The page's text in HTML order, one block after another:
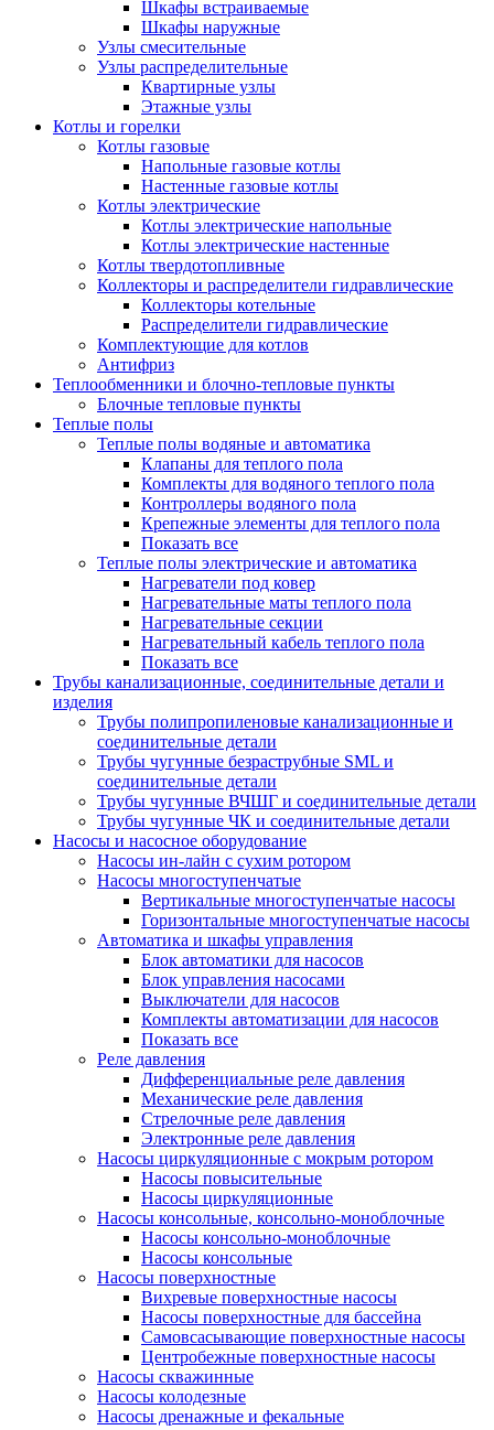
Шкафы встраиваемые
Шкафы наружные
Узлы смесительные
Узлы распределительные
Квартирные узлы
Этажные узлы
Котлы и горелки
Котлы газовые
Напольные газовые котлы
Настенные газовые котлы
Котлы электрические
Котлы электрические напольные
Котлы электрические настенные
Котлы твердотопливные
Коллекторы и распределители гидравлические
Коллекторы котельные
Распределители гидравлические
Комплектующие для котлов
Антифриз
Теплообменники и блочно-тепловые пункты
Блочные тепловые пункты
Теплые полы
Теплые полы водяные и автоматика
Клапаны для теплого пола
Комплекты для водяного теплого пола
Контроллеры водяного пола
Крепежные элементы для теплого пола
Показать все
Теплые полы электрические и автоматика
Нагреватели под ковер
Нагревательные маты теплого пола
Нагревательные секции
Нагревательный кабель теплого пола
Показать все
Трубы канализационные, соединительные детали и
изделия
Трубы полипропиленовые канализационные и
соединительные детали
Трубы чугунные безраструбные SML и
соединительные детали
Трубы чугунные ВЧШГ и соединительные детали
Трубы чугунные ЧК и соединительные детали
Насосы и насосное оборудование
Насосы ин-лайн с сухим ротором
Насосы многоступенчатые
Вертикальные многоступенчатые насосы
Горизонтальные многоступенчатые насосы
Автоматика и шкафы управления
Блок автоматики для насосов
Блок управления насосами
Выключатели для насосов
Комплекты автоматизации для насосов
Показать все
Реле давления
Дифференциальные реле давления
Механические реле давления
Стрелочные реле давления
Электронные реле давления
Насосы циркуляционные с мокрым ротором
Насосы повысительные
Насосы циркуляционные
Насосы консольные, консольно-моноблочные
Насосы консольно-моноблочные
Насосы консольные
Насосы поверхностные
Вихревые поверхностные насосы
Насосы поверхностные для бассейна
Самовсасывающие поверхностные насосы
Центробежные поверхностные насосы
Насосы скважинные
Насосы колодезные
Насосы дренажные и фекальные